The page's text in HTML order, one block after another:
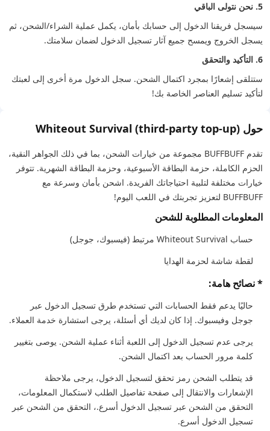
5. نحن نتولى الباقي
سيسجل فريقنا الدخول إلى حسابك بأمان، يكمل عملية الشراء/الشحن، ثم
يسجل الخروج ويمسح جميع آثار تسجيل الدخول لضمان سلامتك.
6. التأكيد والتحقق
ستتلقى إشعارًا بمجرد اكتمال الشحن. سجل الدخول مرة أخرى إلى لعبتك
لتأكيد تسليم العناصر الخاصة بك!
حول Whiteout Survival (third-party top-up)
تقدم BUFFBUFF مجموعة من خيارات الشحن، بما في ذلك الجواهر النقية،
الحزم الكاملة، حزمة البطاقة الأسبوعية، وحزمة البطاقة الشهرية. تتوفر
خيارات مختلفة لتلبية احتياجاتك الفريدة. اشحن بأمان وسرعة مع
BUFFBUFF لتعزيز تجربتك في اللعب اليوم!
المعلومات المطلوبة للشحن
حساب Whiteout Survival مرتبط (فيسبوك، جوجل)
لقطة شاشة لحزمة الهدايا
* نصائح هامة:
حاليًا يدعم فقط الحسابات التي تستخدم طرق تسجيل الدخول عبر
جوجل وفيسبوك. إذا كان لديك أي أسئلة، يرجى استشارة خدمة العملاء.
يرجى عدم تسجيل الدخول إلى اللعبة أثناء عملية الشحن. يوصى بتغيير
كلمة مرور الحساب بعد اكتمال الشحن.
قد يتطلب الشحن رمز تحقق لتسجيل الدخول، يرجى ملاحظة
الإشعارات والانتقال إلى صفحة تفاصيل الطلب لاستكمال المعلومات،
التحقق من الشحن عبر تسجيل الدخول أسرع.، التحقق من الشحن عبر
تسجيل الدخول أسرع.